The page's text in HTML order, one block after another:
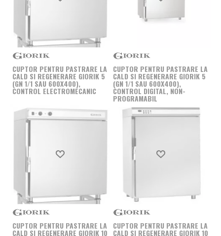
CUPTOR PENTRU PASTRARE LA
CALD SI REGENERARE GIORIK 5
(GN 1/1 SAU 600X400),
CONTROL ELECTROMECANIC
CUPTOR PENTRU PASTRARE LA
CALD SI REGENERARE GIORIK 5
(GN 1/1 SAU 600X400),
CONTROL DIGITAL, NON-
PROGRAMABIL
Produs favorit
CUPTOR PENTRU PASTRARE LA
CALD SI REGENERARE GIORIK 10
Produs favorit
CUPTOR PENTRU PASTRARE LA
CALD SI REGENERARE GIORIK 10